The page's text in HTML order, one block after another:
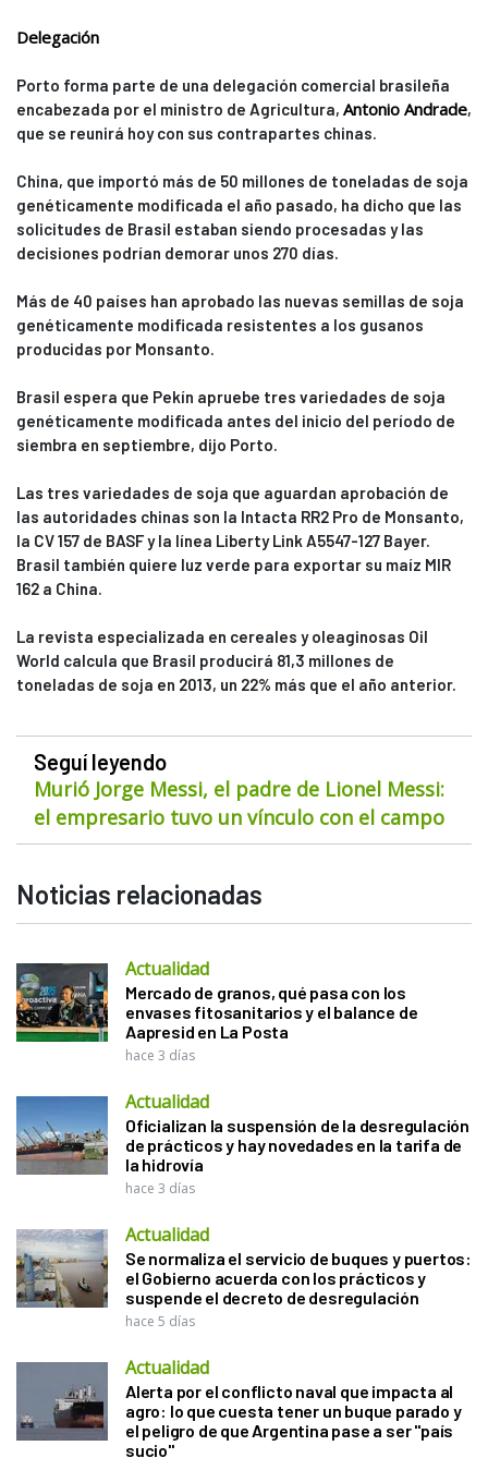
Delegación
Porto forma parte de una delegación comercial brasileña
encabezada por el ministro de Agricultura, Antonio Andrade,
que se reunirá hoy con sus contrapartes chinas.
China, que importó más de 50 millones de toneladas de soja
genéticamente modificada el año pasado, ha dicho que las
solicitudes de Brasil estaban siendo procesadas y las
decisiones podrían demorar unos 270 días.
Más de 40 países han aprobado las nuevas semillas de soja
genéticamente modificada resistentes a los gusanos
producidas por Monsanto.
Brasil espera que Pekín apruebe tres variedades de soja
genéticamente modificada antes del inicio del período de
siembra en septiembre, dijo Porto.
Las tres variedades de soja que aguardan aprobación de
las autoridades chinas son la Intacta RR2 Pro de Monsanto,
la CV 157 de BASF y la línea Liberty Link A5547-127 Bayer.
Brasil también quiere luz verde para exportar su maíz MIR
162 a China.
La revista especializada en cereales y oleaginosas Oil
World calcula que Brasil producirá 81,3 millones de
toneladas de soja en 2013, un 22% más que el año anterior.
Seguí leyendo
Murió Jorge Messi, el padre de Lionel Messi:
el empresario tuvo un vínculo con el campo
Noticias relacionadas
Actualidad
Mercado de granos, qué pasa con los
envases fitosanitarios y el balance de
Aapresid en La Posta
hace 3 días
Actualidad
Oficializan la suspensión de la desregulación
de prácticos y hay novedades en la tarifa de
la hidrovía
hace 3 días
Actualidad
Se normaliza el servicio de buques y puertos:
el Gobierno acuerda con los prácticos y
suspende el decreto de desregulación
hace 5 días
Actualidad
Alerta por el conflicto naval que impacta al
agro: lo que cuesta tener un buque parado y
el peligro de que Argentina pase a ser "país
sucio"